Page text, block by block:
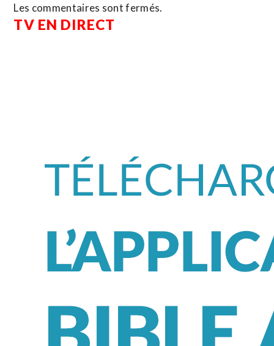
Les commentaires sont fermés.
TV EN DIRECT